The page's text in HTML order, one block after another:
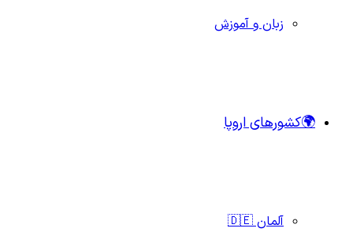
زبان و آموزش
🌍کشورهای اروپا
آلمان 🇩🇪